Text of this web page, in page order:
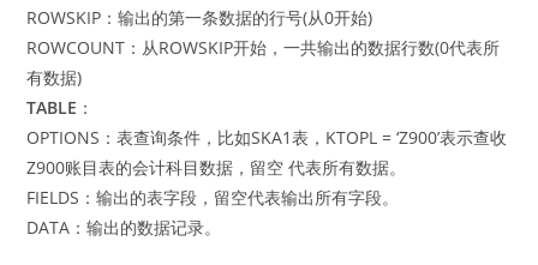
ROWSKIP：输出的第一条数据的行号(从0开始)
ROWCOUNT：从ROWSKIP开始，一共输出的数据行数(0代表所
有数据)
TABLE ：
OPTIONS：表查询条件，比如SKA1表，KTOPL = ‘Z900’表示查收
Z900账目表的会计科目数据，留空 代表所有数据。
FIELDS：输出的表字段，留空代表输出所有字段。
DATA：输出的数据记录。